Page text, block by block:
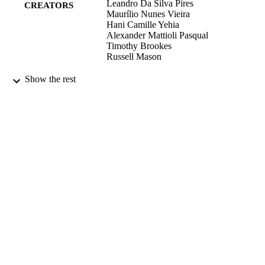
CREATORS
Leandro Da Silva Pires
Maurílio Nunes Vieira
Hani Camille Yehia
Alexander Mattioli Pasqual
Timothy Brookes
Russell Mason
PUBLICATION
Show the rest